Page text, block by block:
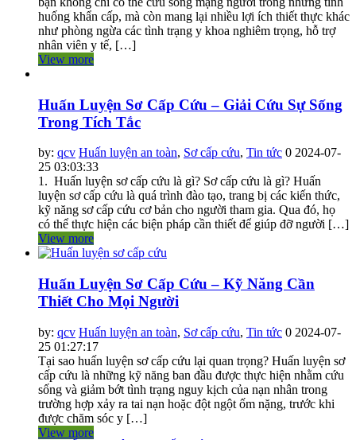
huống khẩn cấp, mà còn mang lại nhiều lợi ích thiết thực khác
như phòng ngừa các tình trạng y khoa nghiêm trọng, hỗ trợ
nhân viên y tế, […]
View more
Huấn Luyện Sơ Cấp Cứu – Giải Cứu Sự Sống
Trong Tích Tắc
by: qcv Huấn luyện an toàn, Sơ cấp cứu, Tin tức 0 2024-07-
25 03:03:33
1. Huấn luyện sơ cấp cứu là gì? Sơ cấp cứu là gì? Huấn
luyện sơ cấp cứu là quá trình đào tạo, trang bị các kiến thức,
kỹ năng sơ cấp cứu cơ bản cho người tham gia. Qua đó, họ
có thể thực hiện các biện pháp cần thiết để giúp đỡ người […]
View more
Huấn Luyện Sơ Cấp Cứu – Kỹ Năng Cần
Thiết Cho Mọi Người
by: qcv Huấn luyện an toàn, Sơ cấp cứu, Tin tức 0 2024-07-
25 01:27:17
Tại sao huấn luyện sơ cấp cứu lại quan trọng? Huấn luyện sơ
cấp cứu là những kỹ năng ban đầu được thực hiện nhằm cứu
sống và giảm bớt tình trạng nguy kịch của nạn nhân trong
trường hợp xảy ra tai nạn hoặc đột ngột ốm nặng, trước khi
được chăm sóc y […]
View more